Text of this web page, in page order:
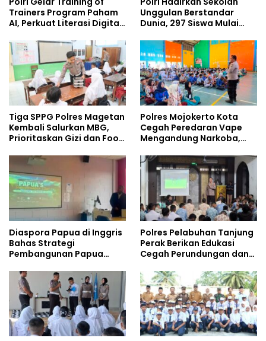
Trainers Program Paham
AI, Perkuat Literasi Digital
Unggulan Berstandar
Dunia, 297 Siswa Mulai
Tiga SPPG Polres Magetan
Kembali Salurkan MBG,
Prioritaskan Gizi dan Food
Polres Mojokerto Kota
Cegah Peredaran Vape
Mengandung Narkoba,
Kalangan Remaja
Diaspora Papua di Inggris
Bahas Strategi
Pembangunan Papua
Doktoral Internasional
Polres Pelabuhan Tanjung
Perak Berikan Edukasi
Cegah Perundungan dan
kepada Pelajar MPLS